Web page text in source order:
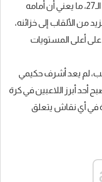
والمثير أن حكيمي لا يزال في سن الـ27، ما يعني أن أمامه
من الألقاب إلى خزائنه،
أعلى المستويات
لم يعد أشرف حكيمي
أحد أبرز اللاعبين في كرة
في أي نقاش يتعلق